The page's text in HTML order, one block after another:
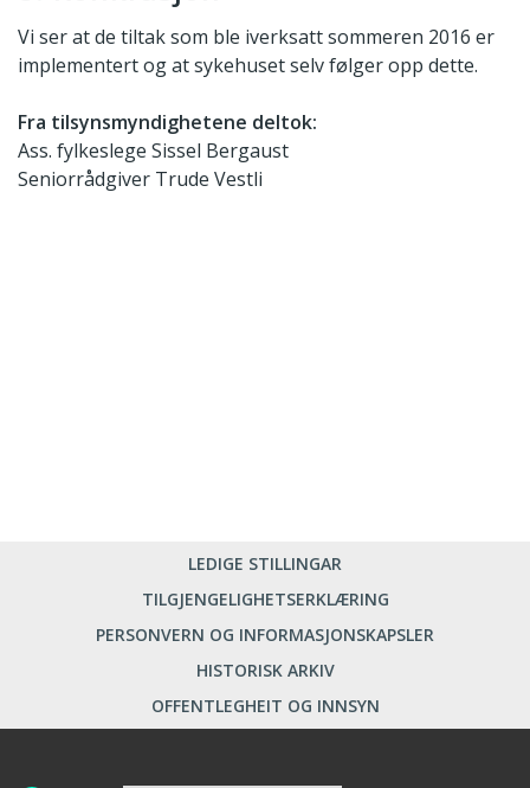
Vi ser at de tiltak som ble iverksatt sommeren 2016 er
implementert og at sykehuset selv følger opp dette.
Fra tilsynsmyndighetene deltok:
Ass. fylkeslege Sissel Bergaust
Seniorrådgiver Trude Vestli
LEDIGE STILLINGAR
TILGJENGELIGHETSERKLÆRING
PERSONVERN OG INFORMASJONSKAPSLER
HISTORISK ARKIV
OFFENTLEGHEIT OG INNSYN